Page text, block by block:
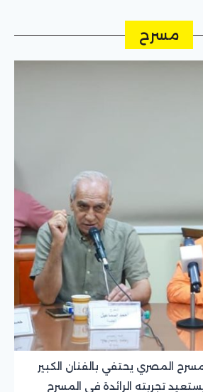
مسرح
المصري يحتفي بالفنان الكبير
تجربته الرائدة في المسرح